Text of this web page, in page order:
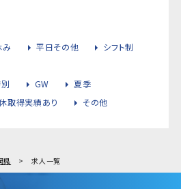
み 平日その他
シフト制
GW
夏季
取得実績あり その他
県 求人一覧